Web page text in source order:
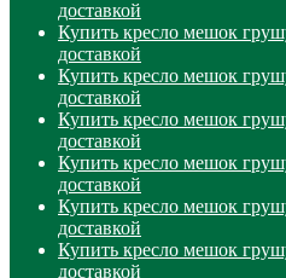
доставкой
Купить кресло мешок
доставкой
Купить кресло мешок
доставкой
Купить кресло мешок
доставкой
Купить кресло мешок
доставкой
Купить кресло мешок
доставкой
Купить кресло мешок
доставкой